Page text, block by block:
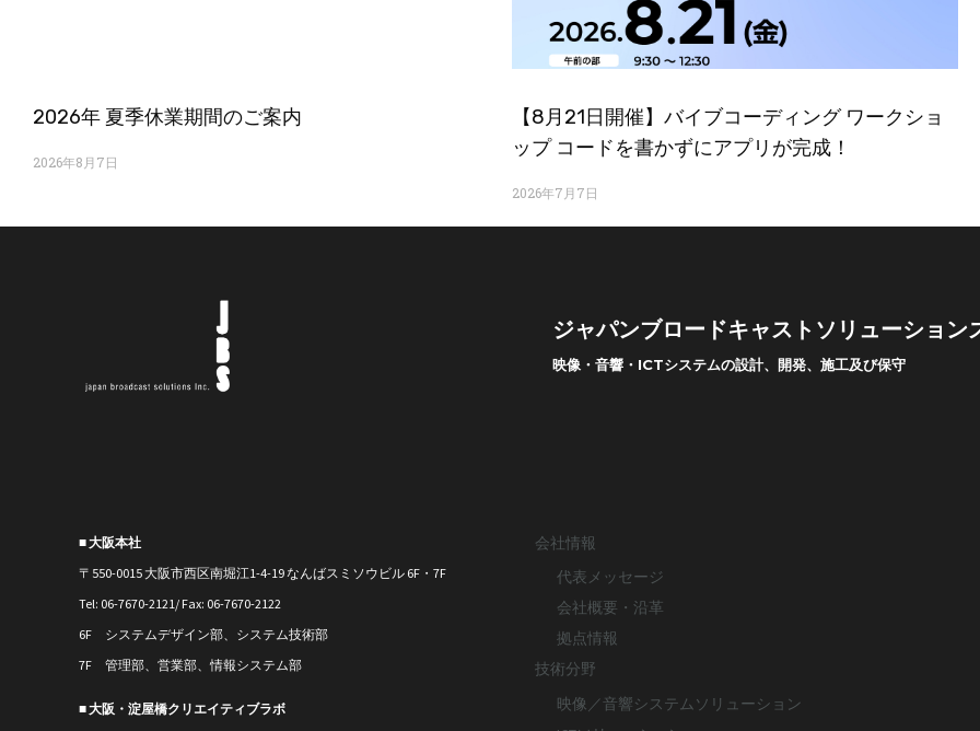
2026年 夏季休業期間のご案内
2026年8月7日
【8月21日開催】バイブコーディング ワークショ
ップ コードを書かずにアプリが完成！
2026年7月7日
ジャパンブロードキャストソリューション
映像・音響・ICTシステムの設計、開発、施工及び保守
■ 大阪本社
〒550-0015 大阪市西区南堀江1-4-19 なんばスミソウビル 6F・7F
Tel: 06-7670-2121/ Fax: 06-7670-2122
6F システムデザイン部、システム技術部
7F 管理部、営業部、情報システム部
■ 大阪・淀屋橋クリエイティブラボ
会社情報
代表メッセージ
会社概要・沿革
拠点情報
技術分野
映像／音響システムソリューション